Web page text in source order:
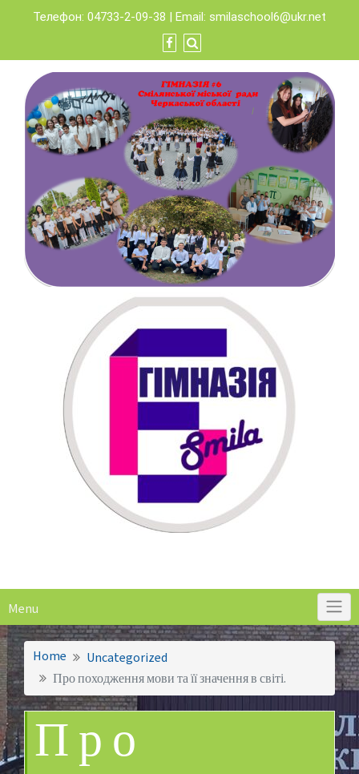
content
Телефон: 04733-2-09-38 | Email: smilaschool6@ukr.net
Menu
Home
Uncategorized
Про походження мови та її значення в світі.
Про